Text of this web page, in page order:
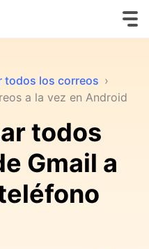
todos los correos ›
a la vez en Android
todos
Gmail a